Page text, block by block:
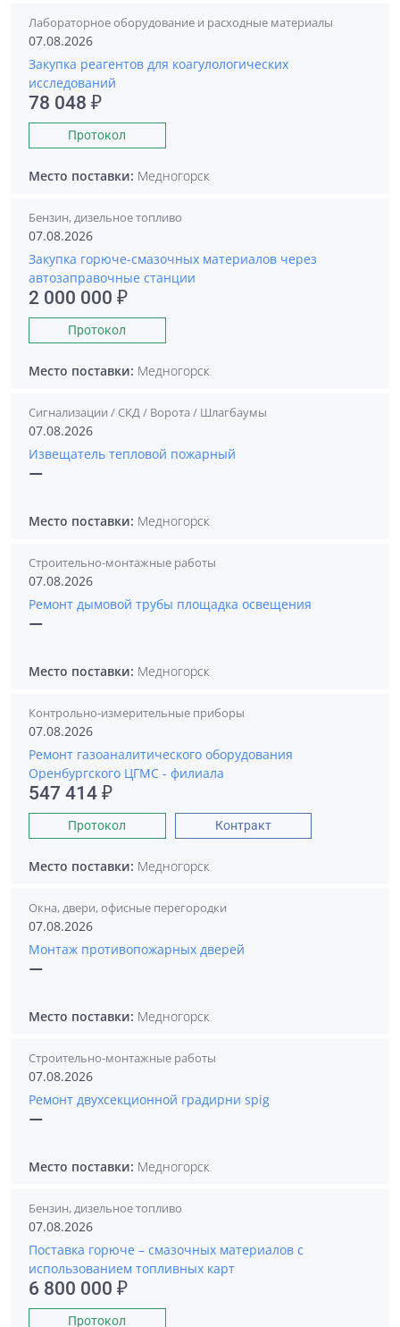
Лабораторное оборудование и расходные материалы
07.08.2026
Закупка реагентов для коагулологических
исследований
78 048 ₽
Протокол
Место поставки: Медногорск
Бензин, дизельное топливо
07.08.2026
Закупка горюче-смазочных материалов через
автозаправочные станции
2 000 000 ₽
Протокол
Место поставки: Медногорск
Сигнализации / СКД / Ворота / Шлагбаумы
07.08.2026
Извещатель тепловой пожарный
—
Место поставки: Медногорск
Строительно-монтажные работы
07.08.2026
Ремонт дымовой трубы площадка освещения
—
Место поставки: Медногорск
Контрольно-измерительные приборы
07.08.2026
Ремонт газоаналитического оборудования
Оренбургского ЦГМС - филиала
547 414 ₽
Протокол Контракт
Место поставки: Медногорск
Окна, двери, офисные перегородки
07.08.2026
Монтаж противопожарных дверей
—
Место поставки: Медногорск
Строительно-монтажные работы
07.08.2026
Ремонт двухсекционной градирни spig
—
Место поставки: Медногорск
Бензин, дизельное топливо
07.08.2026
Поставка горюче – смазочных материалов с
использованием топливных карт
6 800 000 ₽
Протокол